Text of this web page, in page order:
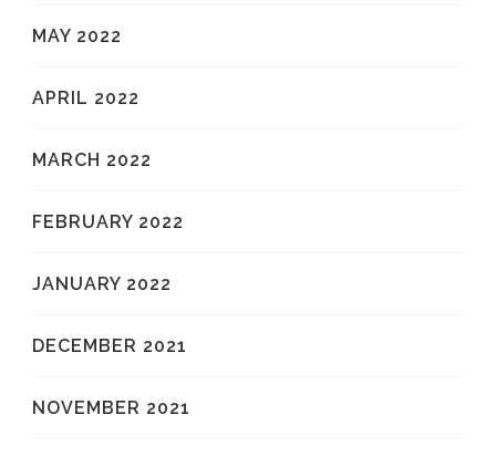
MAY 2022
APRIL 2022
MARCH 2022
FEBRUARY 2022
JANUARY 2022
DECEMBER 2021
NOVEMBER 2021